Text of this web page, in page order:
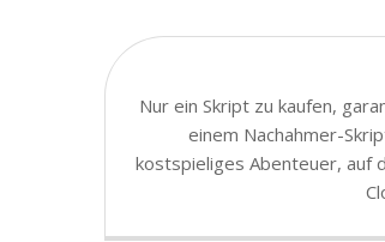
Nur ein Skript zu kaufen,
einem Nachahmer-
kostspieliges Abenteuer, auf